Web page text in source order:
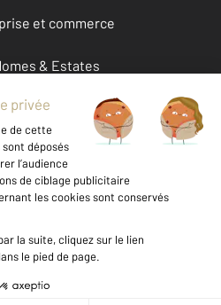
et commerce
& Estates
personnelles